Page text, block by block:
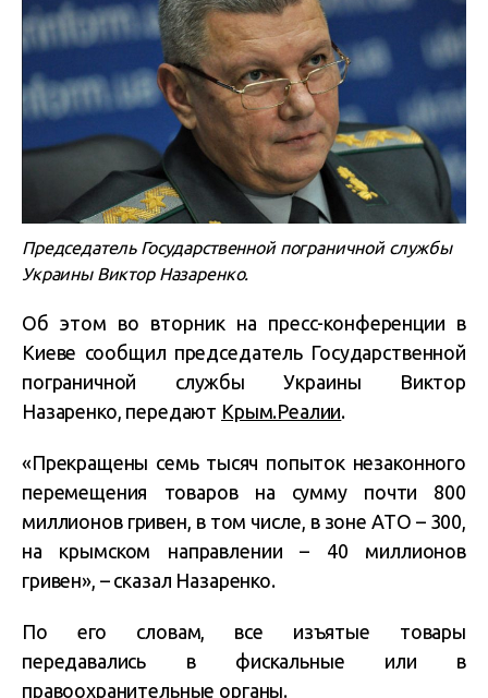
Председатель Государственной пограничной службы
Украины Виктор Назаренко.
Об этом во вторник на пресс-конференции в
Киеве сообщил председатель Государственной
пограничной службы Украины Виктор
Назаренко, передают Крым.Реалии.
«Прекращены семь тысяч попыток незаконного
перемещения товаров на сумму почти 800
миллионов гривен, в том числе, в зоне АТО – 300,
на крымском направлении – 40 миллионов
гривен», – сказал Назаренко.
По его словам, все изъятые товары
передавались в фискальные или в
правоохранительные органы.